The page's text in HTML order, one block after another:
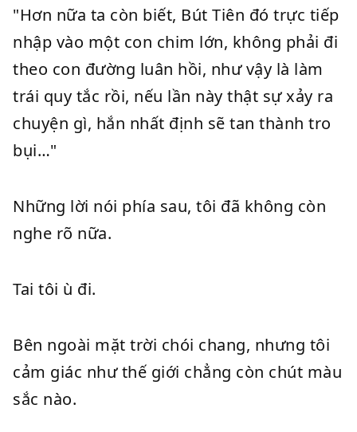
"Hơn nữa ta còn biết, Bút Tiên đó trực tiếp
nhập vào một con chim lớn, không phải đi
theo con đường luân hồi, như vậy là làm
trái quy tắc rồi, nếu lần này thật sự xảy ra
chuyện gì, hắn nhất định sẽ tan thành tro
bụi…"
Những lời nói phía sau, tôi đã không còn
nghe rõ nữa.
Tai tôi ù đi.
Bên ngoài mặt trời chói chang, nhưng tôi
cảm giác như thế giới chẳng còn chút màu
sắc nào.